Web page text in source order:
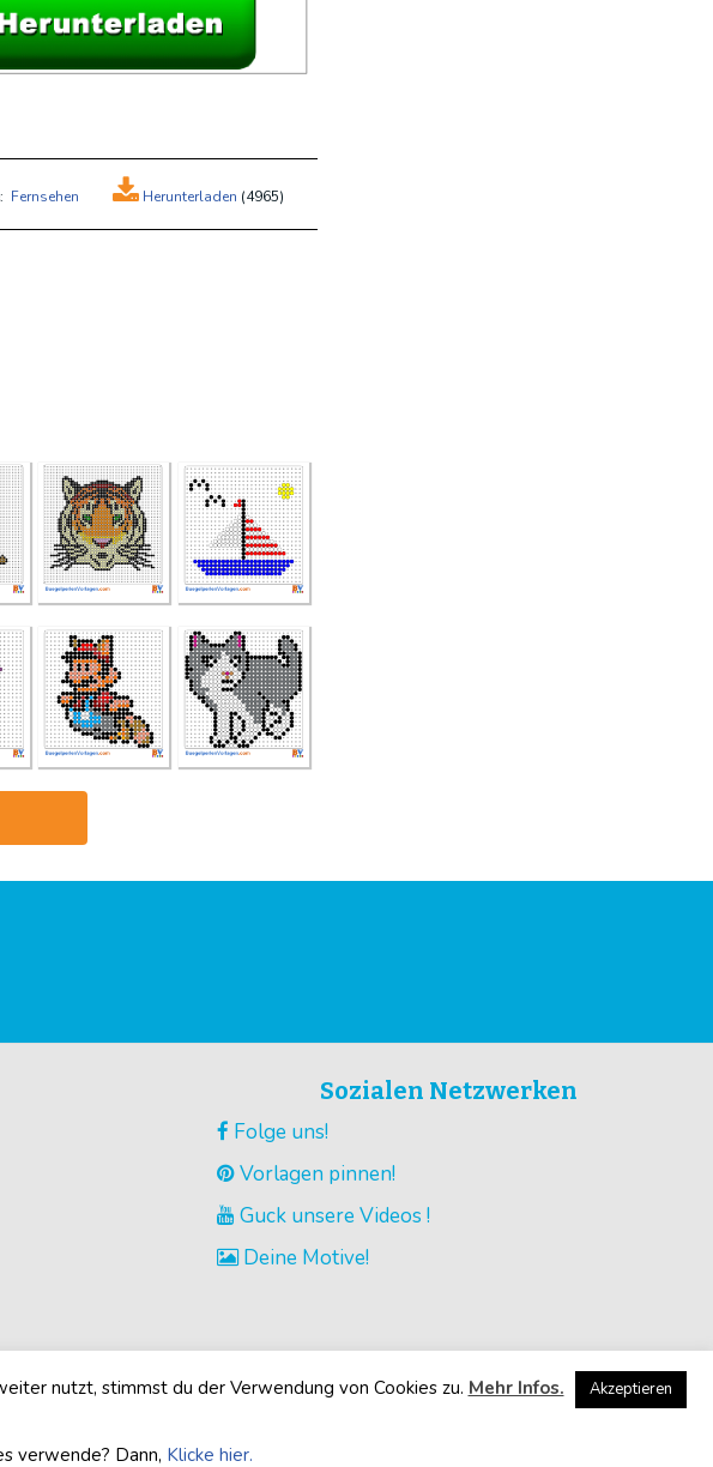
Herunterladen (4965)
Fernsehen
Sozialen Netzwerken
Folge uns!
Vorlagen pinnen!
Guck unsere Videos !
Deine Motive!
nutzt, stimmst du der Verwendung von Cookies zu. Mehr Infos. Akzeptieren
verwende? Dann, Klicke hier.